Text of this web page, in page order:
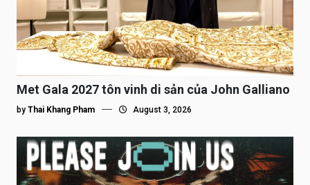
Met Gala 2027 tôn vinh di sản của John Galliano
by Thai Khang Pham August 3, 2026